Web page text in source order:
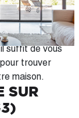
éclairage sans
naturelle ; -
à Bordeaux
suffit de vous
trouver
maison.
SUR